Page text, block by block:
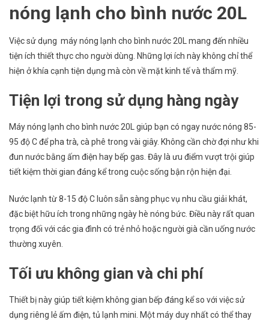
nóng lạnh cho bình nước 20L
Việc sử dụng máy nóng lạnh cho bình nước 20L mang đến nhiều
tiện ích thiết thực cho người dùng. Những lợi ích này không chỉ thể
hiện ở khía cạnh tiện dụng mà còn về mặt kinh tế và thẩm mỹ.
Tiện lợi trong sử dụng hàng ngày
Máy nóng lạnh cho bình nước 20L giúp bạn có ngay nước nóng 85-
95 độ C để pha trà, cà phê trong vài giây. Không cần chờ đợi như khi
đun nước bằng ấm điện hay bếp gas. Đây là ưu điểm vượt trội giúp
tiết kiệm thời gian đáng kể trong cuộc sống bận rộn hiện đại.
Nước lạnh từ 8-15 độ C luôn sẵn sàng phục vụ nhu cầu giải khát,
đặc biệt hữu ích trong những ngày hè nóng bức. Điều này rất quan
trọng đối với các gia đình có trẻ nhỏ hoặc người già cần uống nước
thường xuyên.
Tối ưu không gian và chi phí
Thiết bị này giúp tiết kiệm không gian bếp đáng kể so với việc sử
dụng riêng lẻ ấm điện, tủ lạnh mini. Một máy duy nhất có thể thay